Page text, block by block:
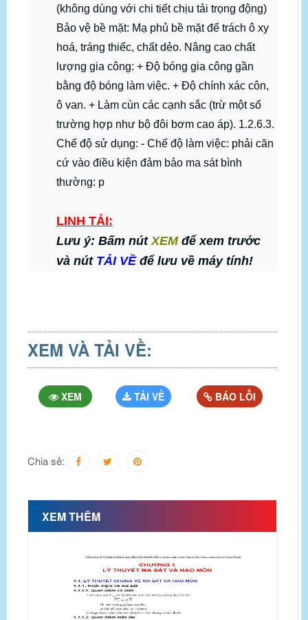
LINH TẢI:
Lưu ý: Bấm nútXEM để xem trước
và nút TẢI VỀđể lưu về máy tính!
XEM VÀ TẢI VỀ:
XEM TẢI VỀ BÁO LỖI
Chia sẻ:
XEM THÊM